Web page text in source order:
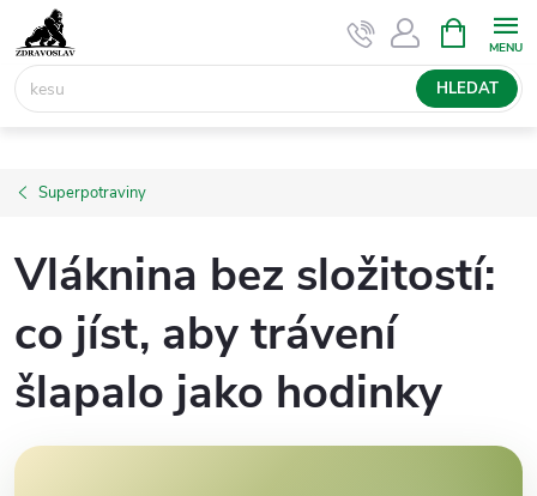
na
obsah
HLEDAT
NÁKUPNÍ
KOŠÍK
Superpotraviny
Vláknina bez složitostí:
co jíst, aby trávení
šlapalo jako hodinky